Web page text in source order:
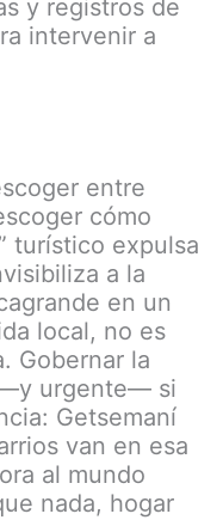
y registros de
intervenir a
entre
cómo
turístico expulsa
a la
en un
local, no es
Gobernar la
urgente— si
Getsemaní
van en esa
al mundo
nada, hogar